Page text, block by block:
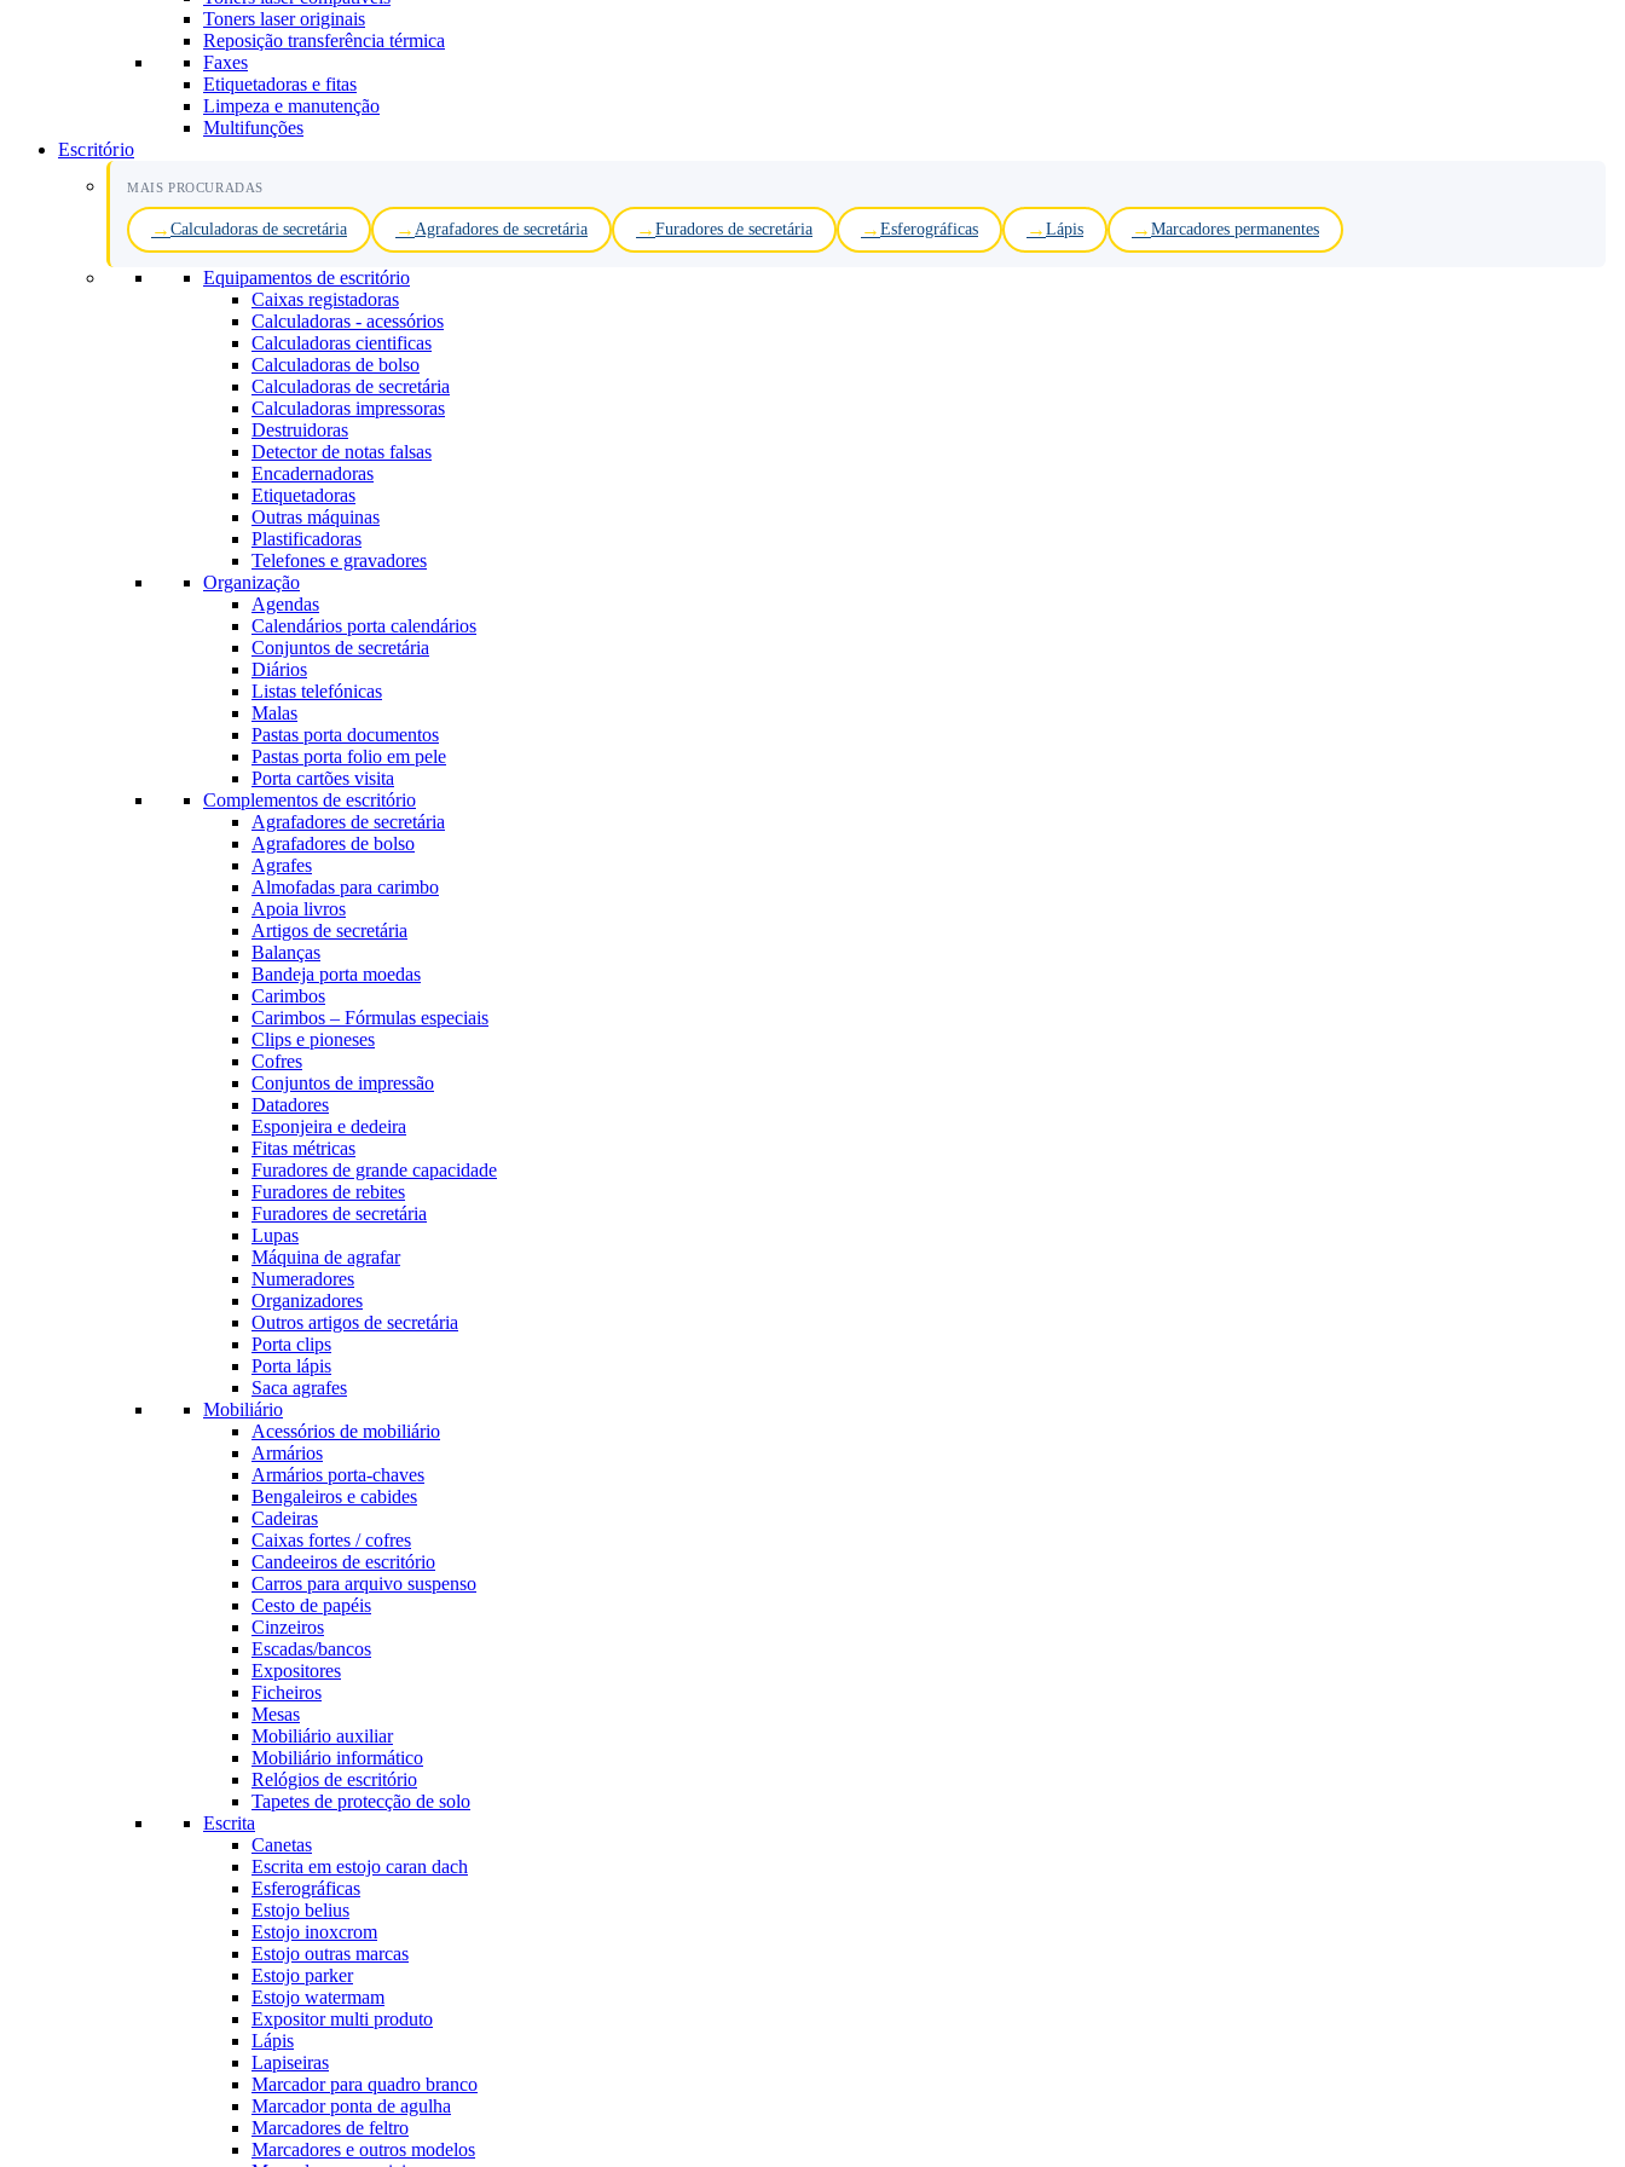
Toners laser originais
Reposição transferência térmica
Faxes
Etiquetadoras e fitas
Limpeza e manutenção
Multifunções
Escritório
MAIS PROCURADAS
Calculadoras de secretária Agrafadores de secretária Furadores de secretária Esferográficas Lápis Marcadores permanentes
Equipamentos de escritório
Caixas registadoras
Calculadoras - acessórios
Calculadoras cientificas
Calculadoras de bolso
Calculadoras de secretária
Calculadoras impressoras
Destruidoras
Detector de notas falsas
Encadernadoras
Etiquetadoras
Outras máquinas
Plastificadoras
Telefones e gravadores
Organização
Agendas
Calendários porta calendários
Conjuntos de secretária
Diários
Listas telefónicas
Malas
Pastas porta documentos
Pastas porta folio em pele
Porta cartões visita
Complementos de escritório
Agrafadores de secretária
Agrafadores de bolso
Agrafes
Almofadas para carimbo
Apoia livros
Artigos de secretária
Balanças
Bandeja porta moedas
Carimbos
Carimbos – Fórmulas especiais
Clips e pioneses
Cofres
Conjuntos de impressão
Datadores
Esponjeira e dedeira
Fitas métricas
Furadores de grande capacidade
Furadores de rebites
Furadores de secretária
Lupas
Máquina de agrafar
Numeradores
Organizadores
Outros artigos de secretária
Porta clips
Porta lápis
Saca agrafes
Mobiliário
Acessórios de mobiliário
Armários
Armários porta-chaves
Bengaleiros e cabides
Cadeiras
Caixas fortes / cofres
Candeeiros de escritório
Carros para arquivo suspenso
Cesto de papéis
Cinzeiros
Escadas/bancos
Expositores
Ficheiros
Mesas
Mobiliário auxiliar
Mobiliário informático
Relógios de escritório
Tapetes de protecção de solo
Escrita
Canetas
Escrita em estojo caran dach
Esferográficas
Estojo belius
Estojo inoxcrom
Estojo outras marcas
Estojo parker
Estojo watermam
Expositor multi produto
Lápis
Lapiseiras
Marcador para quadro branco
Marcador ponta de agulha
Marcadores de feltro
Marcadores e outros modelos